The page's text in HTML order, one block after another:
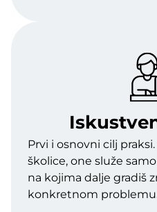
Prvi i osnovni cilj
školice, one služe
na kojima dalje gradiš
konkretnom